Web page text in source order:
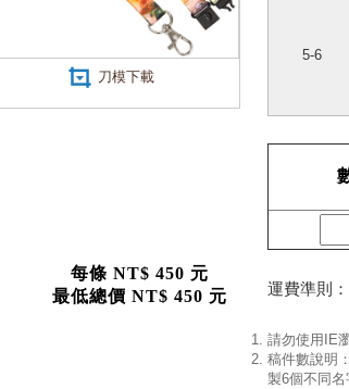
刀模下載
5-6
每條 NT$ 450 元
最低總價 NT$ 450 元
運費準則：
請勿使用IE
稿件數說明
製6個不同